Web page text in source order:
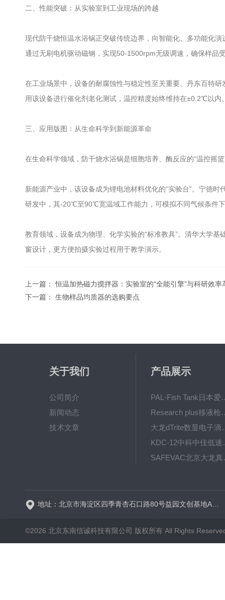
二、性能突破：从实验室到工业现场的跨越
现代防干烧恒温水浴锅正突破传统边界，向智能化、多功能化
通过无刷电机驱动磁钢，实现50-1500rpm无级调速，确保样品
在工业场景中，设备的耐腐蚀性与稳定性至关重要。丹东百特
用该设备进行催化剂老化测试，温控精度始终维持在±0.2℃以内
三、应用版图：从生命科学到新能源革命
在生命科学领域，防干烧水浴锅是细胞培养、酶反应的“温控摇篮
新能源产业中，该设备成为锂电池材料优化的“实验台”。宁德
研发中，其-20℃至90℃宽温域工作能力，可模拟不同气候条件
教育领域，设备成为物理、化学实验的“标准教具”。清华大学
窗设计，更方便拍摄实验过程用于教学演示。
上一篇：恒温加热磁力搅拌器：实验室的“全能引擎”与科研效率
下一篇： 生物样品均质器的选购要点
关于我们
公司简介
新闻动态
技术文章
产品展示
PAL-Fish Tank
Research plus
大龙dTrite
KDC-
©2026 北京东南信诚科技有限公司 版权所有 All Rights